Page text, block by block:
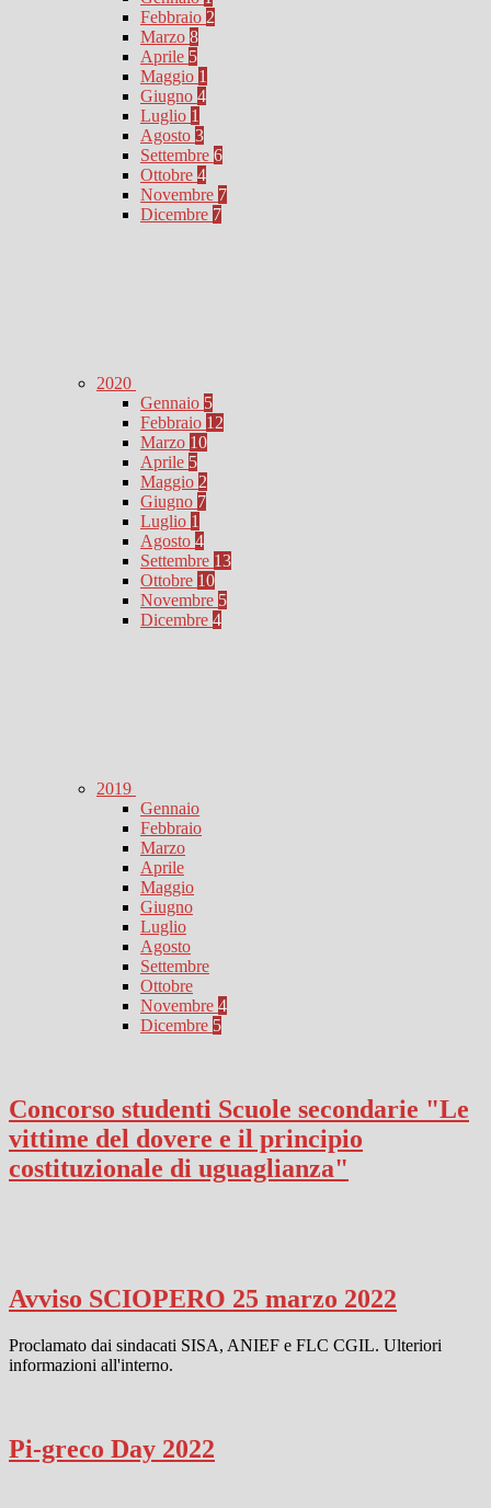
Febbraio 2
Marzo 8
Aprile 5
Maggio 1
Giugno 4
Luglio 1
Agosto 3
Settembre 6
Ottobre 4
Novembre 7
Dicembre 7
2020
Gennaio 5
Febbraio 12
Marzo 10
Aprile 5
Maggio 2
Giugno 7
Luglio 1
Agosto 4
Settembre 13
Ottobre 10
Novembre 5
Dicembre 4
2019
Gennaio
Febbraio
Marzo
Aprile
Maggio
Giugno
Luglio
Agosto
Settembre
Ottobre
Novembre 4
Dicembre 5
Concorso studenti Scuole secondarie "Le
vittime del dovere e il principio
costituzionale di uguaglianza"
Avviso SCIOPERO 25 marzo 2022
Proclamato dai sindacati SISA, ANIEF e FLC CGIL. Ulteriori
informazioni all'interno.
Pi-greco Day 2022